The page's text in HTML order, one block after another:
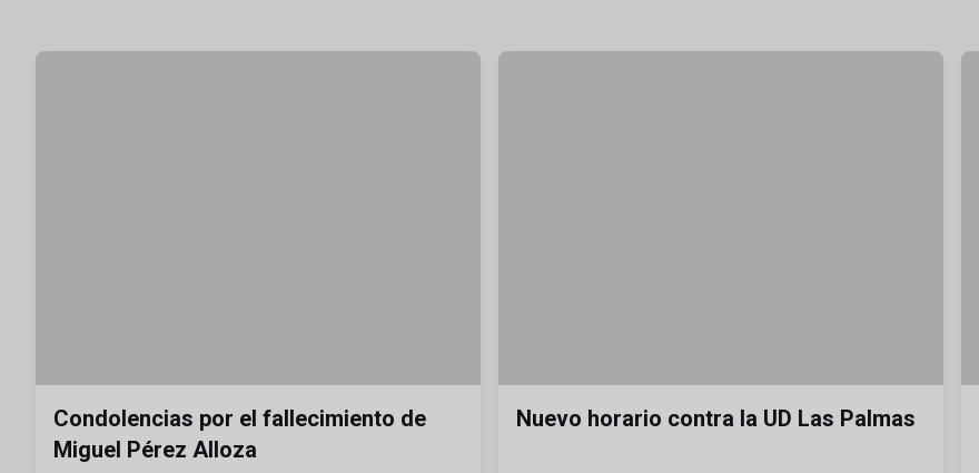
Condolencias por el fallecimiento de
Miguel Pérez Alloza
Nuevo horario contra la UD Las Palmas